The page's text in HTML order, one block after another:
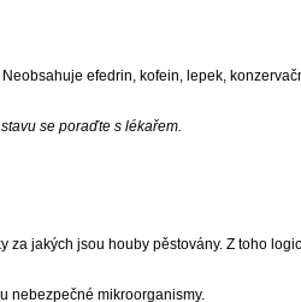
efedrin, kofein, lepek,
se poraďte s lékařem.
jakých jsou houby pěstovány. Z toho
nebezpečné mikroorganismy.